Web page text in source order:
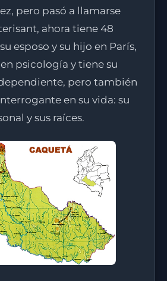
pero pasó a llamarse
ahora tiene 48
esposo y su hijo en París,
psicología y tiene su
pero también
en su vida: su
y sus raíces.